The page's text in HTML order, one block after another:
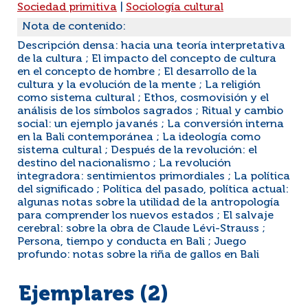
Sociedad primitiva
Sociología cultural
Nota de contenido:
Descripción densa: hacia una teoría interpretativa
de la cultura ; El impacto del concepto de cultura
en el concepto de hombre ; El desarrollo de la
cultura y la evolución de la mente ; La religión
como sistema cultural ; Ethos, cosmovisión y el
análisis de los símbolos sagrados ; Ritual y cambio
social: un ejemplo javanés ; La conversión interna
en la Bali contemporánea ; La ideología como
sistema cultural ; Después de la revolución: el
destino del nacionalismo ; La revolución
integradora: sentimientos primordiales ; La política
del significado ; Política del pasado, política actual:
algunas notas sobre la utilidad de la antropología
para comprender los nuevos estados ; El salvaje
cerebral: sobre la obra de Claude Lévi-Strauss ;
Persona, tiempo y conducta en Bali ; Juego
profundo: notas sobre la riña de gallos en Bali
Ejemplares (2)